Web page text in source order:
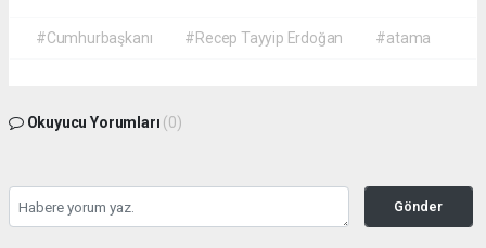
#Cumhurbaşkanı #Recep Tayyip Erdoğan #atama
Okuyucu Yorumları (0)
Gönder